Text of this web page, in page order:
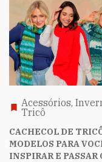
Acessórios,
Tricô
CACHECOL DE
MODELOS PARA
INSPIRAR E PASSAR